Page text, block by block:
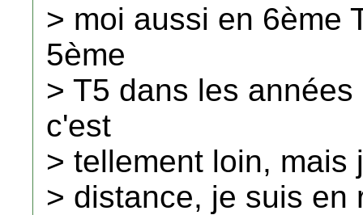
> moi aussi en 6ème
5ème
> T5 dans les
c'est
> tellement loin,
> distance, je suis en